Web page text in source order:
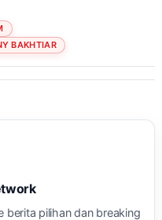
BAKHTIAR
berita pilihan dan breaking